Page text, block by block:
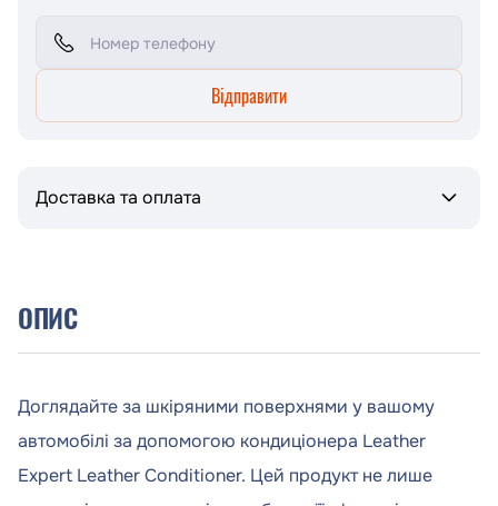
Відправити
Доставка та оплата
ОПИС
Доглядайте за шкіряними поверхнями у вашому
автомобілі за допомогою кондиціонера Leather
Expert Leather Conditioner. Цей продукт не лише